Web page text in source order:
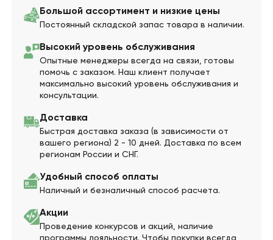
Большой ассортимент и низкие цены
Постоянный складской запас товара в наличии.
Высокий уровень обслуживания
Опытные менеджеры всегда на связи, готовы
помочь с заказом. Наш клиент получает
максимально высокий уровень обслуживания и
консультации.
Доставка
Быстрая доставка заказа (в зависимости от
вашего региона) 2 - 10 дней. Доставка по всем
регионам России и СНГ.
Удобный способ оплаты
Наличный и безналичный способ расчета.
Акции
Проведение конкурсов и акций, наличие